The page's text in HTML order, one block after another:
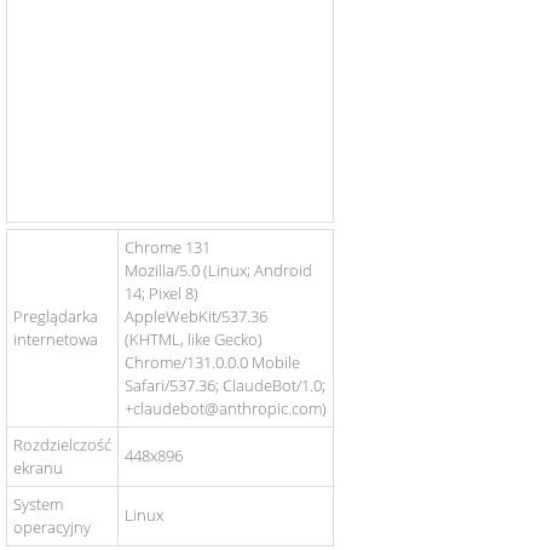
Preglądarka
internetowa
Chrome 131
Mozilla/5.0 (Linux; Android
14; Pixel 8)
AppleWebKit/537.36
(KHTML, like Gecko)
Chrome/131.0.0.0 Mobile
Safari/537.36; ClaudeBot/1.0;
+claudebot@anthropic.com)
Rozdzielczość
ekranu
448x896
System
operacyjny
Linux